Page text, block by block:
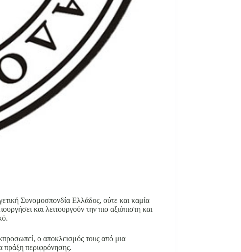
Συνομοσπονδία Ελλάδος, ούτε και καμία
και λειτουργούν την πιο αξιόπιστη και
ο αποκλεισμός τους από μια
πράξη περιφρόνησης.